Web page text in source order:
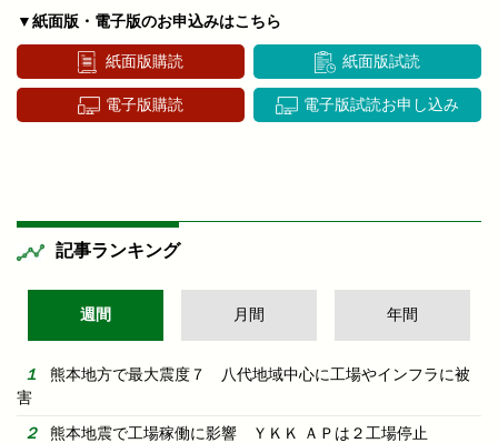
▼紙面版・電子版のお申込みはこちら
紙面版購読 紙面版試読
電子版購読 電子版試読お申し込み
記事ランキング
週間 月間 年間
熊本地方で最大震度７ 八代地域中心に工場やインフラに被
害
熊本地震で工場稼働に影響 ＹＫＫ ＡＰは２工場停止